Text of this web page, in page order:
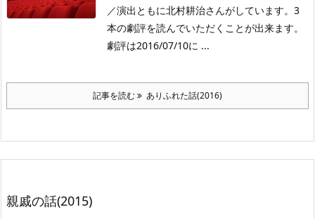
／演出ともに北村耕治さんがしています。3
本の劇評を読んでいただくことが出来ます。
劇評は2016/07/10に ...
記事を読む ありふれた話(2016)
親戚の話(2015)